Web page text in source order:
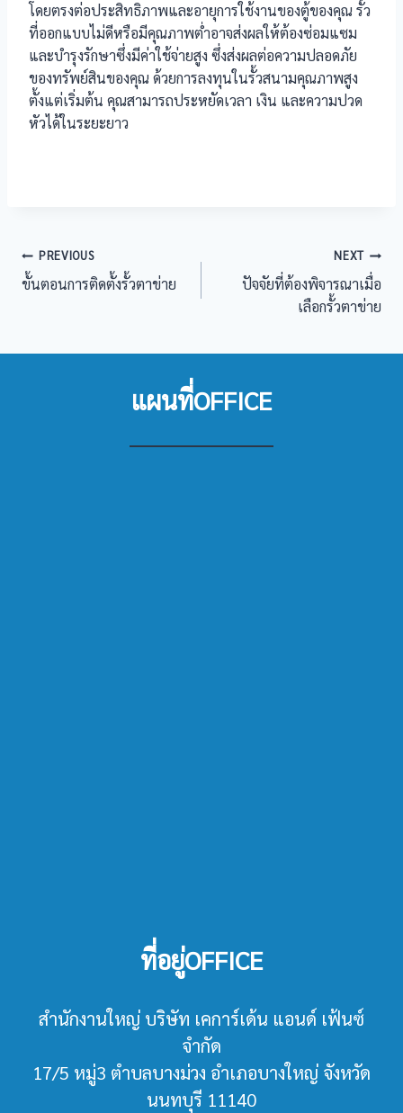
โดยตรงต่อประสิทธิภาพและอายุการใช้งานของตู้ของคุณ รั้ว
ที่ออกแบบไม่ดีหรือมีคุณภาพต่ำอาจส่งผลให้ต้องซ่อมแซม
และบำรุงรักษาซึ่งมีค่าใช้จ่ายสูง ซึ่งส่งผลต่อความปลอดภัย
ของทรัพย์สินของคุณ ด้วยการลงทุนในรั้วสนามคุณภาพสูง
ตั้งแต่เริ่มต้น คุณสามารถประหยัดเวลา เงิน และความปวด
หัวได้ในระยะยาว
แนะแนว
เรื่อง
PREVIOUS
ขั้นตอนการติดตั้งรั้วตาข่าย
NEXT
ปัจจัยที่ต้องพิจารณาเมื่อ
เลือกรั้วตาข่าย
แผนที่OFFICE
ที่อยู่OFFICE
สำนักงานใหญ่ บริษัท เคการ์เด้น แอนด์ เฟ้นซ์
จำกัด
17/5 หมู่3 ตำบลบางม่วง อำเภอบางใหญ่ จังหวัด
นนทบุรี 11140